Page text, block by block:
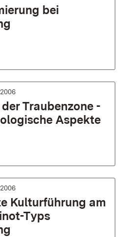
bei
Traubenzone -
Aspekte
Kulturführung am
Typs